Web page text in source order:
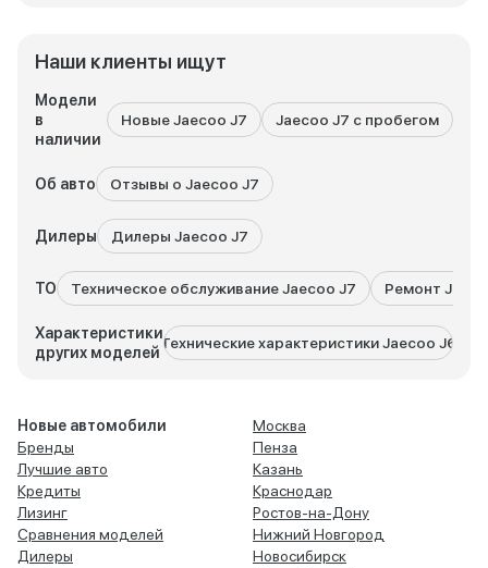
Наши клиенты ищут
Модели
в
наличии
Новые Jaecoo J7 Jaecoo J7 с пробегом
Об авто Отзывы о Jaecoo J7
Дилеры Дилеры Jaecoo J7
ТО Техническое обслуживание Jaecoo J7 Ремонт
Характеристики
других моделей
Технические характеристики Jaecoo J6
Новые автомобили
Бренды
Лучшие авто
Кредиты
Лизинг
Сравнения моделей
Дилеры
Москва
Пенза
Казань
Краснодар
Ростов-на-Дону
Нижний Новгород
Новосибирск